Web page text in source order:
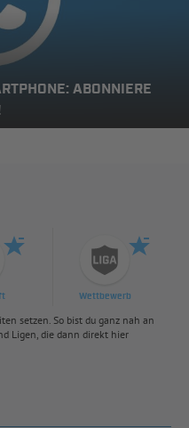
ABONNIERE
Wettbewerb
setzen. So bist du ganz nah an
Ligen, die dann direkt hier